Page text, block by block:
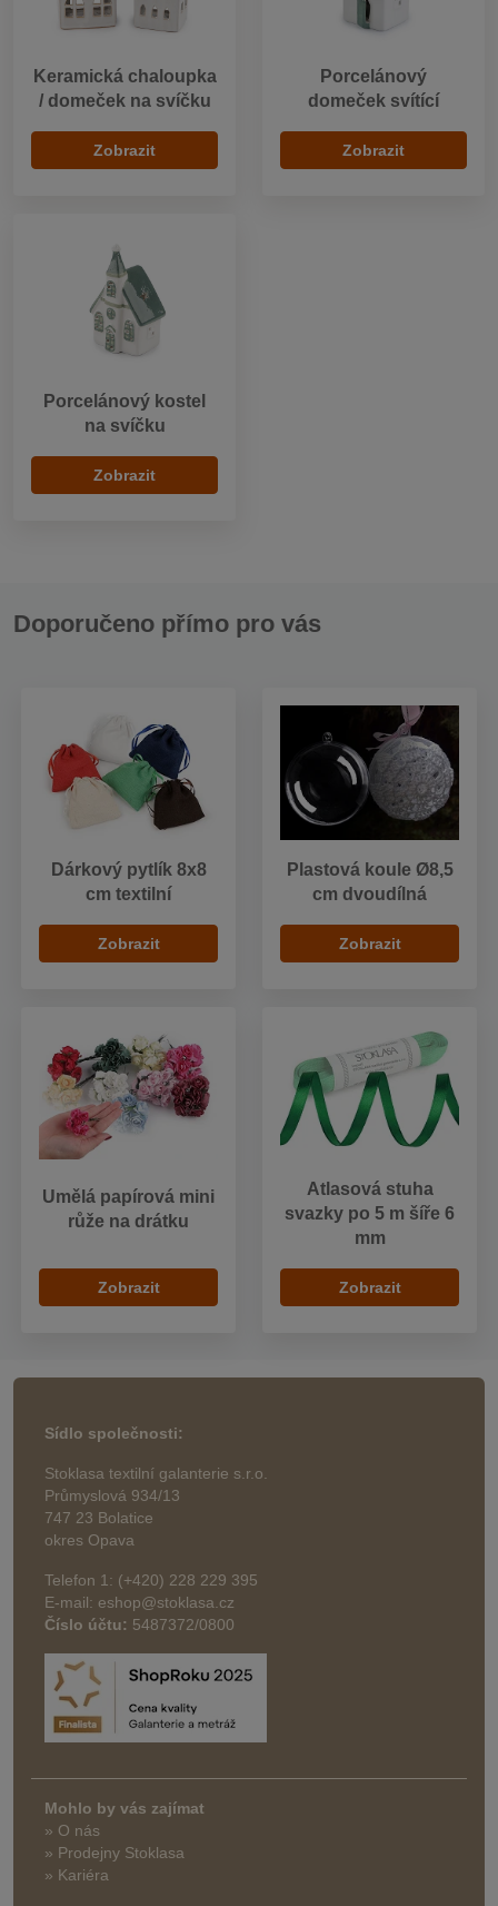
Keramická chaloupka
/ domeček na svíčku
Zobrazit
Porcelánový
domeček svítící
Zobrazit
Porcelánový kostel
na svíčku
Zobrazit
Doporučeno přímo pro vás
Dárkový pytlík 8x8
cm textilní
Zobrazit
Plastová koule Ø8,5
cm dvoudílná
Zobrazit
Umělá papírová mini
růže na drátku
Zobrazit
Atlasová stuha
svazky po 5 m šíře 6
mm
Zobrazit
Sídlo společnosti:
Stoklasa textilní galanterie s.r.o.
Průmyslová 934/13
747 23 Bolatice
okres Opava
Telefon 1: (+420) 228 229 395
E-mail: eshop@stoklasa.cz
Číslo účtu: 5487372/0800
Mohlo by vás zajímat
» O nás
» Prodejny Stoklasa
» Kariéra